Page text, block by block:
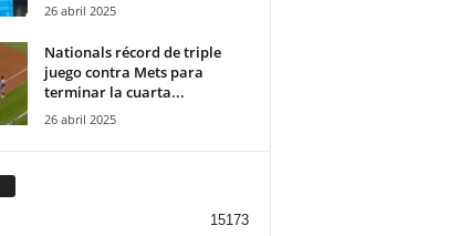
26 abril 2025
Nationals récord de triple
juego contra Mets para
terminar la cuarta...
26 abril 2025
15173